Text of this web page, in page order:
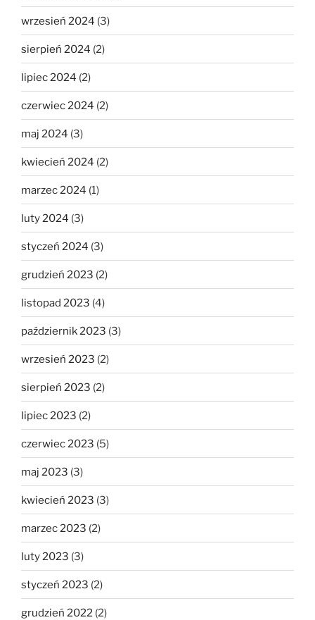
wrzesień 2024 (3)
sierpień 2024 (2)
lipiec 2024 (2)
czerwiec 2024 (2)
maj 2024 (3)
kwiecień 2024 (2)
marzec 2024 (1)
luty 2024 (3)
styczeń 2024 (3)
grudzień 2023 (2)
listopad 2023 (4)
październik 2023 (3)
wrzesień 2023 (2)
sierpień 2023 (2)
lipiec 2023 (2)
czerwiec 2023 (5)
maj 2023 (3)
kwiecień 2023 (3)
marzec 2023 (2)
luty 2023 (3)
styczeń 2023 (2)
grudzień 2022 (2)